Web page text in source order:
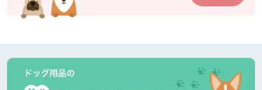
す。きっと混みます。ピーク外したいですね。
神奈川県 |